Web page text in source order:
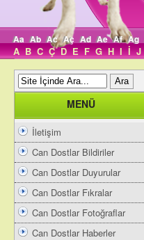
Aa Ab Ac Aç Ad Ae Af Ag
A B C Ç D E F G H I İ J
MENÜ
İletişim
Can Dostlar Bildiriler
Can Dostlar Duyurular
Can Dostlar Fıkralar
Can Dostlar Fotoğraflar
Can Dostlar Haberler